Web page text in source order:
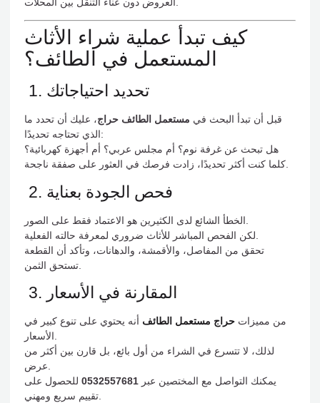
كيف تبدأ عملية شراء الأثاث
المستعمل في الطائف؟
1. تحديد احتياجاتك
قبل أن تبدأ البحث في مستعمل الطائف حراج، عليك أن تحدد ما
الذي تحتاجه تحديدًا:
هل تبحث عن غرفة نوم؟ أم مجلس عربي؟ أم أجهزة كهربائية؟
كلما كنت أكثر تحديدًا، زادت فرصك في العثور على صفقة ناجحة.
2. فحص الجودة بعناية
تحقق من المفاصل، والأقمشة، والدهانات، وتأكد أن القطعة
3. المقارنة في الأسعار
من مميزات حراج مستعمل الطائف أنه يحتوي على تنوع كبير في
الأسعار.
لذلك، لا تتسرع في الشراء من أول بائع، بل قارن بين أكثر من
عرض.
يمكنك التواصل مع المختصين عبر 0532557681 للحصول على
تقييم سريع ومهني.